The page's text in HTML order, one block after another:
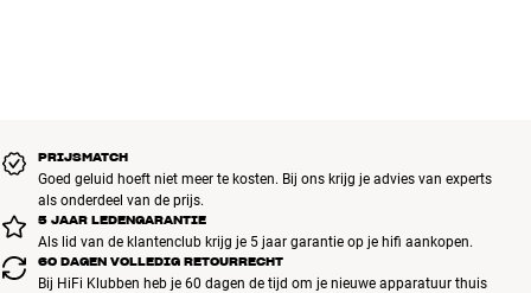
PRIJSMATCH
Goed geluid hoeft niet meer te kosten. Bij ons krijg je advies van experts
als onderdeel van de prijs.
5 JAAR LEDENGARANTIE
Als lid van de klantenclub krijg je 5 jaar garantie op je hifi aankopen.
60 DAGEN VOLLEDIG RETOURRECHT
Bij HiFi Klubben heb je 60 dagen de tijd om je nieuwe apparatuur thuis